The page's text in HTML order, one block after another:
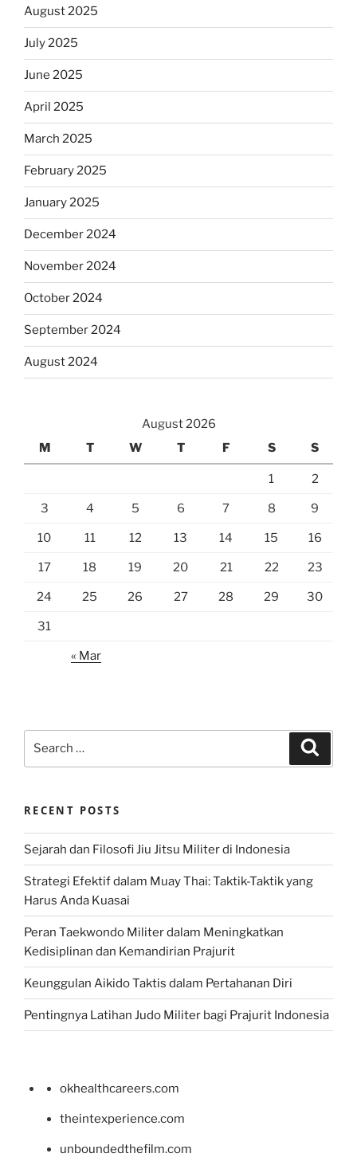
August 2025
July 2025
June 2025
April 2025
March 2025
February 2025
January 2025
December 2024
November 2024
October 2024
September 2024
August 2024
August 2026
M
T W T F S S
1 2
3 4 5 6 7 8 9
10 11 12 13 14 15 16
17 18 19 20 21 22 23
24 25 26 27 28 29 30
31
« Mar
RECENT POSTS
Sejarah dan Filosofi Jiu Jitsu Militer di Indonesia
Strategi Efektif dalam Muay Thai: Taktik-Taktik yang
Harus Anda Kuasai
Peran Taekwondo Militer dalam Meningkatkan
Kedisiplinan dan Kemandirian Prajurit
Keunggulan Aikido Taktis dalam Pertahanan Diri
Pentingnya Latihan Judo Militer bagi Prajurit Indonesia
okhealthcareers.com
theintexperience.com
unboundedthefilm.com